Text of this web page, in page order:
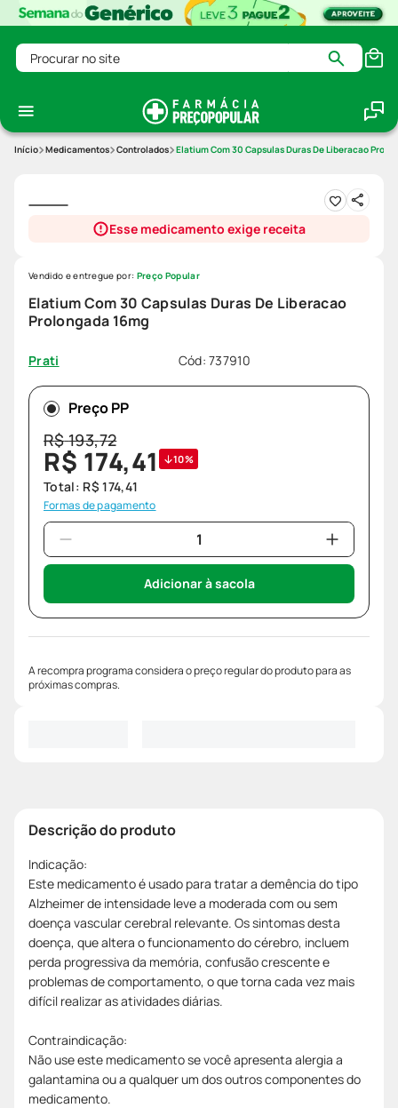
Procurar no site
Medicamentos Controlados Elatium Com 30 Capsulas Duras De Liberacao
Esse medicamento exige receita
Elatium Com 30 Capsulas Duras De Liberacao
Prolongada 16mg
Prati Cód:737910
Vendido e entregue por: Preço Popular
Preço PP
R$193,72
R$ 174,41 10%
Total: R$ 174,41
Formas de pagamento
Adicionar à sacola
A recompra programa considera o preço regular do produto para as
próximas compras.
Descrição do produto
Indicação:
Este medicamento é usado para tratar a demência do tipo
Alzheimer de intensidade leve a moderada com ou sem
doença vascular cerebral relevante. Os sintomas desta
doença, que altera o funcionamento do cérebro, incluem
perda progressiva da memória, confusão crescente e
problemas de comportamento, o que torna cada vez mais
difícil realizar as atividades diárias.
Contraindicação:
Não use este medicamento se você apresenta alergia a
galantamina ou a qualquer um dos outros componentes do
medicamento.